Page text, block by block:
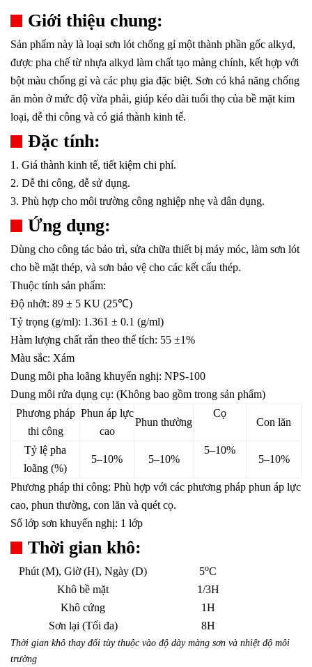
Giới thiệu chung:
Sản phẩm này là loại sơn lót chống gỉ một thành phần gốc alkyd,
được pha chế từ nhựa alkyd làm chất tạo màng chính, kết hợp với
bột màu chống gỉ và các phụ gia đặc biệt. Sơn có khả năng chống
ăn mòn ở mức độ vừa phải, giúp kéo dài tuổi thọ của bề mặt kim
loại, dễ thi công và có giá thành kinh tế.
Đặc tính:
1. Giá thành kinh tế, tiết kiệm chi phí.
2. Dễ thi công, dễ sử dụng.
3. Phù hợp cho môi trường công nghiệp nhẹ và dân dụng.
Ứng dụng:
Dùng cho công tác bảo trì, sửa chữa thiết bị máy móc, làm sơn lót
cho bề mặt thép, và sơn bảo vệ cho các kết cấu thép.
Thuộc tính sản phẩm:
Độ nhớt: 89 ± 5 KU (25℃)
Tỷ trọng (g/ml): 1.361 ± 0.1 (g/ml)
Hàm lượng chất rắn theo thể tích: 55 ±1%
Màu sắc: Xám
Dung môi pha loãng khuyến nghị: NPS-100
Dung môi rửa dụng cụ: (Không bao gồm trong sản phẩm)
Phương pháp
thi công
Phun áp lực
cao
Phun thường
Cọ
Con lăn
Tỷ lệ pha
loãng (%)
5–10% 5–10%
5–10%
5–10%
Phương pháp thi công: Phù hợp với các phương pháp phun áp lực
cao, phun thường, con lăn và quét cọ.
Số lớp sơn khuyến nghị: 1 lớp
Thời gian khô:
Phút (M), Giờ (H), Ngày (D) 5oC
Khô bề mặt
1/3H
Khô cứng
1H
Sơn lại (Tối đa)
8H
Thời gian khô thay đổi tùy thuộc vào độ dày màng sơn và nhiệt độ môi
trường